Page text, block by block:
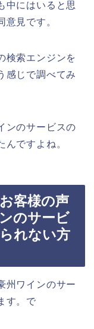
中にはいると思
見です。
検索エンジンを
じで調べてみ
ンのサービスの
ですよね。
客様の声
のサービ
れない方
州ワインのサー
す。で